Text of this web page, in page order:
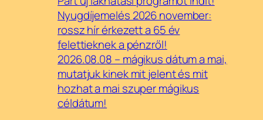
Nyugdíjemelés 2026 november:
rossz hír érkezett a 65 év
felettieknek a pénzről!
2026.08.08 – mágikus dátum a mai,
mutatjuk kinek mit jelent és mit
hozhat a mai szuper mágikus
céldátum!